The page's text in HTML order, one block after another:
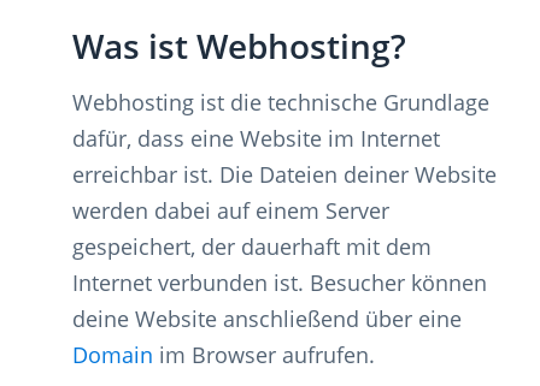
Was ist Webhosting?
Webhosting ist die technische Grundlage
dafür, dass eine Website im Internet
erreichbar ist. Die Dateien deiner Website
werden dabei auf einem Server
gespeichert, der dauerhaft mit dem
Internet verbunden ist. Besucher können
deine Website anschließend über eine
Domain im Browser aufrufen.